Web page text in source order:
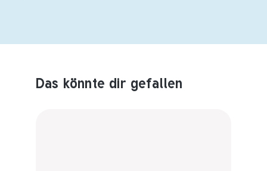
Produktempfehlungen überspringen
Das könnte dir gefallen